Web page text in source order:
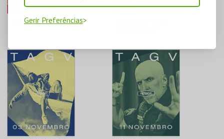
Gerir Preferências
SENTIMENTO
TAGV
MAIS INFO
COMPRAR
TAGV
MAIS INFO
COMPRAR